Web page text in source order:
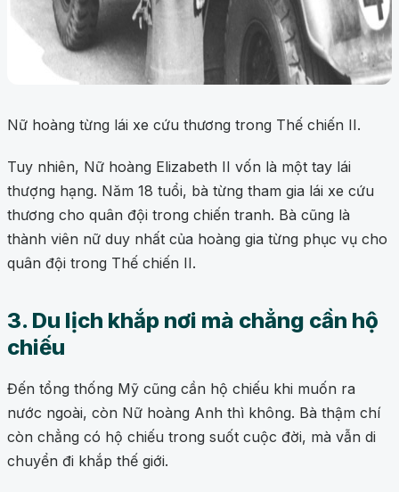
Nữ hoàng từng lái xe cứu thương trong Thế chiến II.
Tuy nhiên, Nữ hoàng Elizabeth II vốn là một tay lái
thượng hạng. Năm 18 tuổi, bà từng tham gia lái xe cứu
thương cho quân đội trong chiến tranh. Bà cũng là
thành viên nữ duy nhất của hoàng gia từng phục vụ cho
quân đội trong Thế chiến II.
3. Du lịch khắp nơi mà chẳng cần hộ
chiếu
Đến tổng thống Mỹ cũng cần hộ chiếu khi muốn ra
nước ngoài, còn Nữ hoàng Anh thì không. Bà thậm chí
còn chẳng có hộ chiếu trong suốt cuộc đời, mà vẫn di
chuyển đi khắp thế giới.